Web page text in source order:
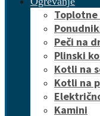
Peči na
Plinski
Kotli na
Kotli na
Kamini